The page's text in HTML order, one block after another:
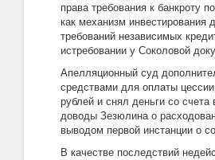
права требования к банкроту
как механизм инвестирования
требований независимых
истребовании у Соколовой
Апелляционный суд
средствами для оплаты
рублей и снял деньги со
доводы Зезюлина о
выводом первой инстанции о
В качестве последствий